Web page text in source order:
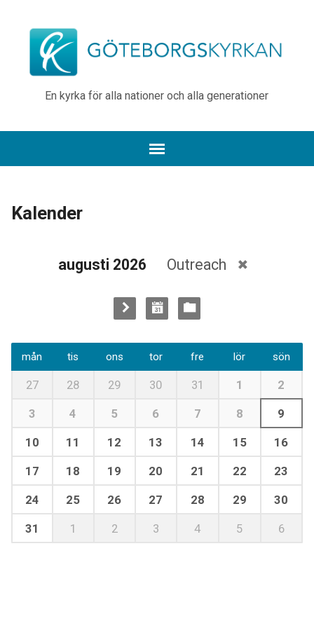
En kyrka för alla nationer och alla generationer
Kalender
augusti 2026 Outreach
mån tis ons tor fre lör sön
27 28 29 30 31 1 2
3 4 5 6 7 8 9
10 11 12 13 14 15 16
17 18 19 20 21 22 23
24 25 26 27 28 29 30
31 1 2 3 4 5 6